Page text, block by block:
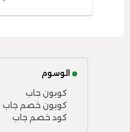
الوسوم
كوبون جاب
كوبون خصم جاب
كود خصم جاب